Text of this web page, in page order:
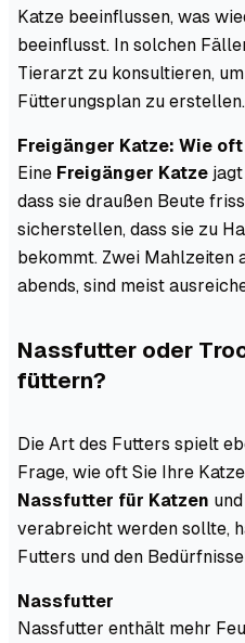
Katze beeinflussen, was
beeinflusst. In solchen
Tierarzt zu konsultieren,
Fütterungsplan zu erstellen.
Freigänger Katze: Wie
Eine Freigänger Katze
dass sie draußen Beute
sicherstellen, dass sie zu
bekommt. Zwei Mahlzeiten
abends, sind meist
Nassfutter oder
füttern?
Die Art des Futters spielt
Frage, wie oft Sie Ihre
Nassfutter für Katzen und
verabreicht werden sollte,
Futters und den
Nassfutter
Nassfutter enthält mehr